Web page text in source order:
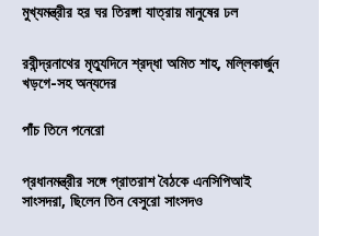
মুখ্যমন্ত্রীর হর ঘর তিরঙ্গা যাত্রায় মানুষের ঢল
রবীন্দ্রনাথের মৃত্যুদিনে শ্রদ্ধা অমিত শাহ, মল্লিকার্জুন
খড়গে-সহ অন্যদের
পাঁচ তিনে পনেরো
প্রধানমন্ত্রীর সঙ্গে প্রাতরাশ বৈঠকে এনসিপিআই
সাংসদরা, ছিলেন তিন বেসুরো সাংসদও